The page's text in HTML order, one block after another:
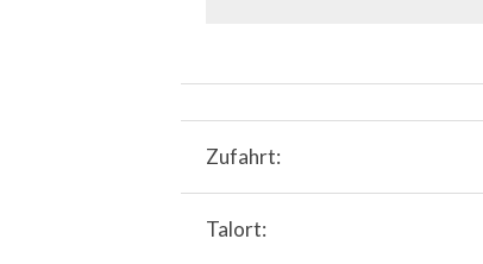
Zufahrt:
Talort: